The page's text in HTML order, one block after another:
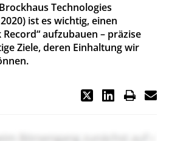
Technologies
ist es wichtig, einen
aufzubauen – präzise
Ziele, deren Einhaltung wir